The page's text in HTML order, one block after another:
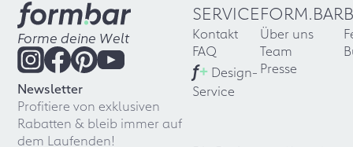
Forme deine Welt
Newsletter
Profitiere von exklusiven
Rabatten & bleib immer auf
dem Laufenden!
SERVICE
Kontakt
FAQ
f+ Design-
Service
FORM.BAR
Über uns
Team
Presse